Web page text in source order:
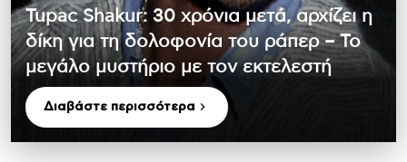
Tupac Shakur: 30 χρόνια μετά, αρχίζει η
δίκη για τη δολοφονία του ράπερ – Το
μεγάλο μυστήριο με τον εκτελεστή
Διαβάστε περισσότερα